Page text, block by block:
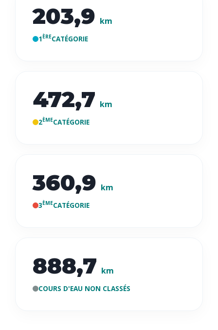
203,9 km
1 ÈRECATÉGORIE
472,7 km
2ÈMECATÉGORIE
360,9 km
3ÈMECATÉGORIE
888,7 km
COURS D'EAU NON CLASSÉS